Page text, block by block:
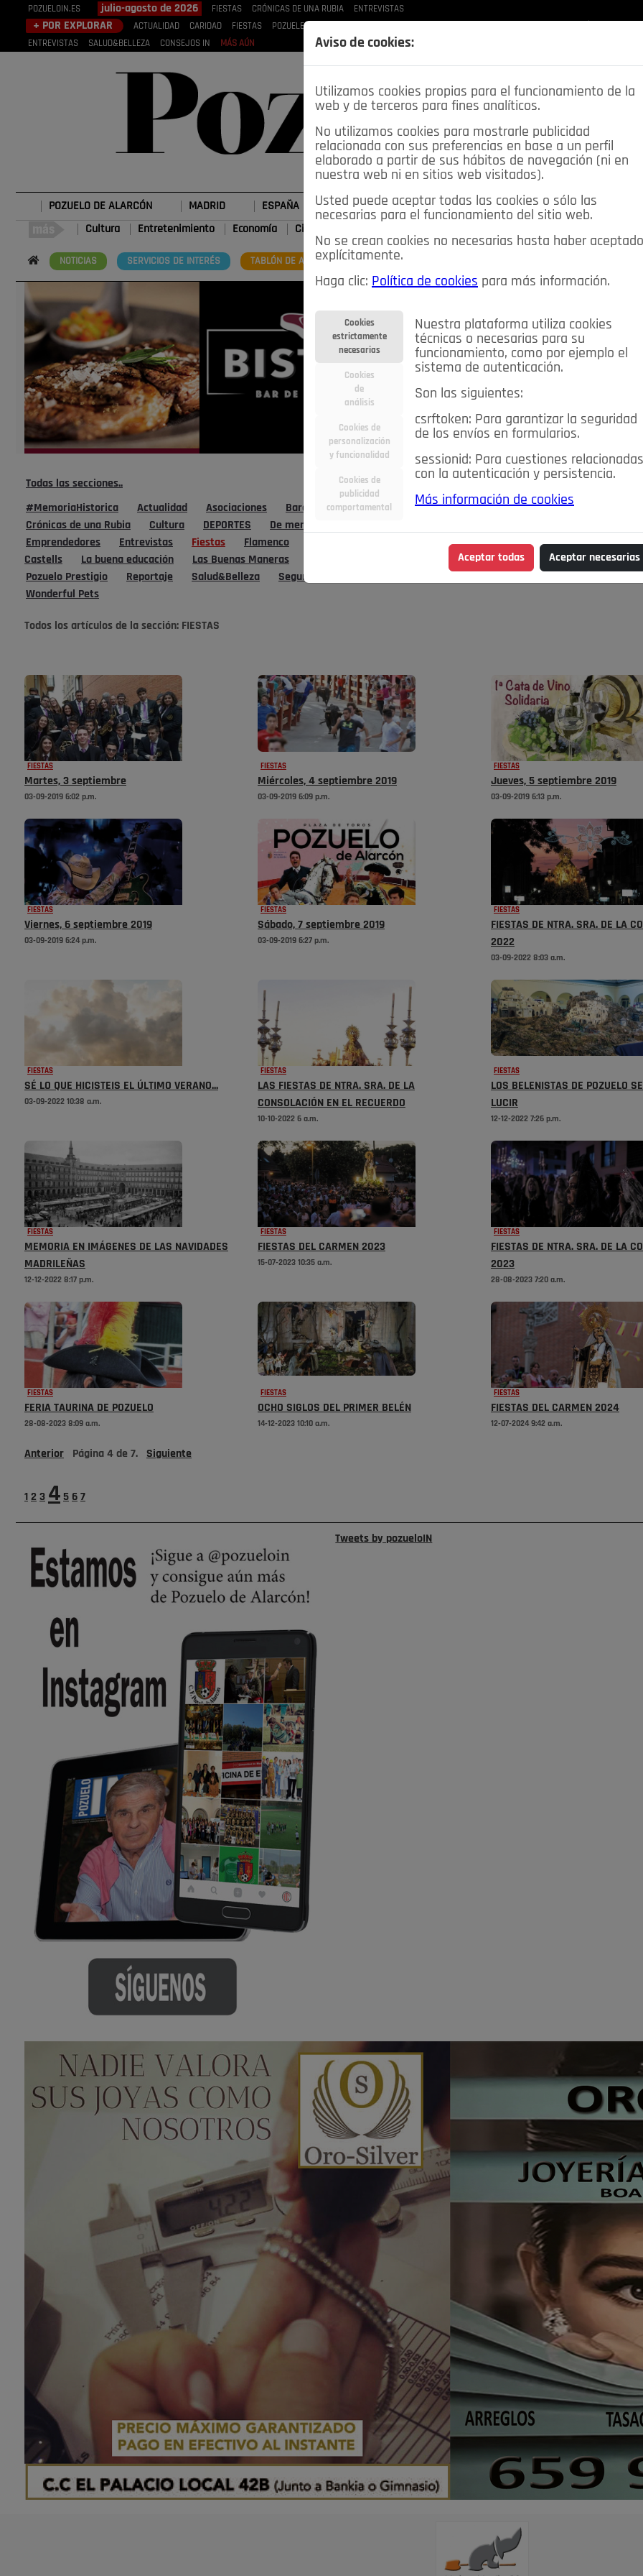
POZUELOIN.ES julio-agosto de 2026 FIESTAS CRÓNICAS DE UNA RUBIA ENTREVISTAS
+ POR EXPLORAR ACTUALIDAD CARIDAD FIESTAS POZUELEROS CRÓNICAS DE
ENTREVISTAS
SALUD&BELLEZA CONSEJOS IN MÁS AÚN
POZUELO DE ALARCÓN MADRID ESPAÑA DEPORTES OPINIÓN IN SALUD 🔴 EN DIRECTO
Cultura Entretenimiento Economía Ciencia&Tecnología
NOTICIAS SERVICIOS DE INTERÉS TABLÓN DE ANUNCIOS MIS ANUNCIOS
Todas las secciones..
#MemoriaHistorica Actualidad Asociaciones Bares, qué lugares Caridad Comentarios Conectados
Crónicas de una Rubia
Cultura DEPORTES De mente
Emprendedores
Entrevistas Fiestas Flamenco La Buena Vida
La Consulta del
Castells
La buena educación Las Buenas Maneras Lo que te dije Moda&Belleza Motor
Pozuelo Prestigio
Reportaje Salud&Belleza Segundos Fuera
Wonderful Pets
Todos los artículos de la sección: FIESTAS
FIESTAS
Martes, 3 septiembre
03-09-2019 6:02 p.m.
FIESTAS
Miércoles, 4 septiembre 2019
03-09-2019 6:09 p.m.
FIESTAS
Jueves, 5 septiembre 2019
03-09-2019 6:13 p.m.
FIESTAS
Viernes, 6 septiembre 2019
03-09-2019 6:24 p.m.
FIESTAS
Sábado, 7 septiembre 2019
03-09-2019 6:27 p.m.
FIESTAS
FIESTAS DE NTRA. SRA. DE LA
2022
03-09-2022 8:03 a.m.
FIESTAS
SÉ LO QUE HICISTEIS EL ÚLTIMO VERANO...
03-09-2022 10:38 a.m.
FIESTAS
LAS FIESTAS DE NTRA. SRA. DE LA
CONSOLACIÓN EN EL RECUERDO
10-10-2022 6 a.m.
FIESTAS
LOS BELENISTAS DE POZUELO
LUCIR
12-12-2022 7:26 p.m.
FIESTAS
MEMORIA EN IMÁGENES DE LAS NAVIDADES
MADRILEÑAS
12-12-2022 8:17 p.m.
FIESTAS
FIESTAS DEL CARMEN 2023
15-07-2023 10:35 a.m.
FIESTAS
FIESTAS DE NTRA. SRA. DE LA
2023
28-08-2023 7:20 a.m.
FIESTAS
FERIA TAURINA DE POZUELO
28-08-2023 8:09 a.m.
FIESTAS
OCHO SIGLOS DEL PRIMER BELÉN
14-12-2023 10:10 a.m.
FIESTAS
FIESTAS DEL CARMEN 2024
12-07-2024 9:42 a.m.
Anterior Página 4 de 7. Siguiente
1 2 3 4 5 6 7
Tweets by pozueloIN
Aviso de cookies:
Utilizamos cookies propias para el funcionamiento de la
web y de terceros para fines analíticos.
No utilizamos cookies para mostrarle publicidad
relacionada con sus preferencias en base a un perfil
elaborado a partir de sus hábitos de navegación (ni en
nuestra web ni en sitios web visitados).
Usted puede aceptar todas las cookies o sólo las
necesarias para el funcionamiento del sitio web.
No se crean cookies no necesarias hasta haber aceptado
explícitamente.
Haga clic: Política de cookies para más información.
Cookies
estrictamente
necesarias
Cookies
de
análisis
Cookies de
personalización
y funcionalidad
Cookies de
publicidad
comportamental
Nuestra plataforma utiliza cookies
técnicas o necesarias para su
funcionamiento, como por ejemplo el
sistema de autenticación.
Son las siguientes:
csrftoken: Para garantizar la seguridad
de los envíos en formularios.
sessionid: Para cuestiones relacionadas
con la autenticación y persistencia.
Más información de cookies
Aceptar todas Aceptar necesarias